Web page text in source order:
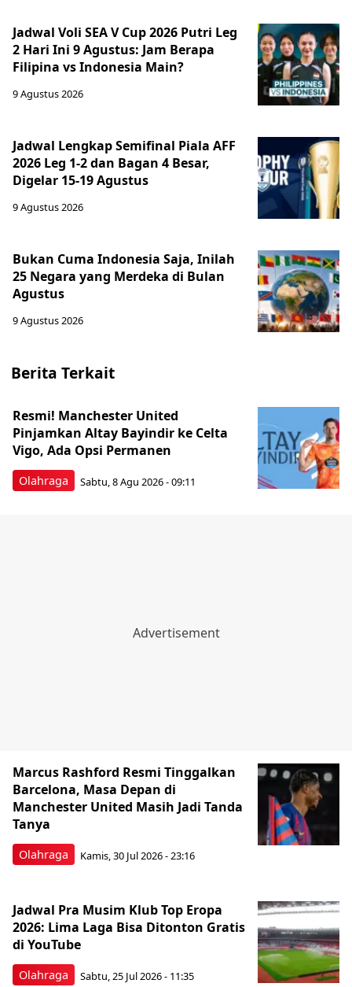
Jadwal Voli SEA V Cup 2026 Putri Leg
2 Hari Ini 9 Agustus: Jam Berapa
Filipina vs Indonesia Main?
9 Agustus 2026
Jadwal Lengkap Semifinal Piala AFF
2026 Leg 1-2 dan Bagan 4 Besar,
Digelar 15-19 Agustus
9 Agustus 2026
Bukan Cuma Indonesia Saja, Inilah
25 Negara yang Merdeka di Bulan
Agustus
9 Agustus 2026
Berita Terkait
Olahraga
Resmi! Manchester United
Pinjamkan Altay Bayindir ke Celta
Vigo, Ada Opsi Permanen
Sabtu, 8 Agu 2026 - 09:11
Olahraga
Marcus Rashford Resmi Tinggalkan
Barcelona, Masa Depan di
Manchester United Masih Jadi Tanda
Tanya
Kamis, 30 Jul 2026 - 23:16
Olahraga
Jadwal Pra Musim Klub Top Eropa
2026: Lima Laga Bisa Ditonton Gratis
di YouTube
Sabtu, 25 Jul 2026 - 11:35